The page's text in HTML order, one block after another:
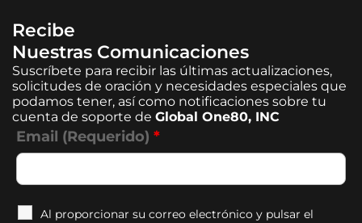
Recibe
Nuestras Comunicaciones
Suscríbete para recibir las últimas actualizaciones,
solicitudes de oración y necesidades especiales que
podamos tener, así como notificaciones sobre tu
cuenta de soporte de Global One80, INC
Email (Requerido) *
Al proporcionar su correo electrónico y pulsar el